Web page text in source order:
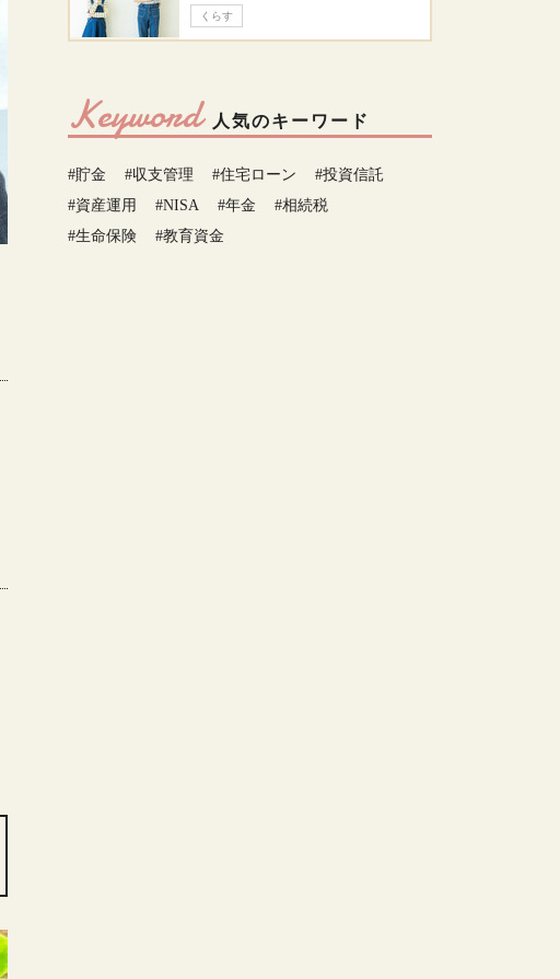
くらす
Keyword 人気のキーワード
#貯金 #収支管理 #住宅ローン
#投資信託
#資産運用
#NISA #年金
#相続税
#生命保険
#教育資金